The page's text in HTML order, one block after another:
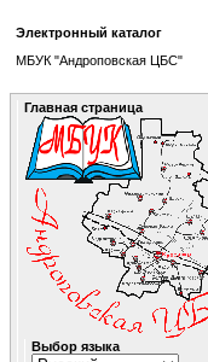
Электронный каталог
МБУК "Андроповская ЦБС"
Главная страница
Выбор языка